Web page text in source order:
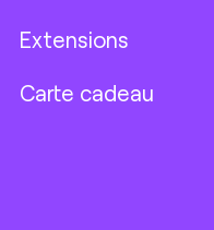
Extensions
Carte cadeau